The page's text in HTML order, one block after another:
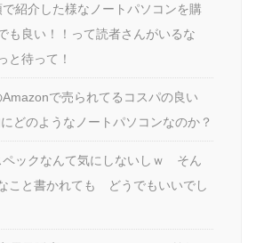
で紹介した様なノートパソコンを購
も良い！！って読者さんがいるな
と待って！
で売られてるコスパの良い
どのようなノートパソコンなのか？
ペックなんて気にしないしｗ そん
こと書かれても どうでもいいでし